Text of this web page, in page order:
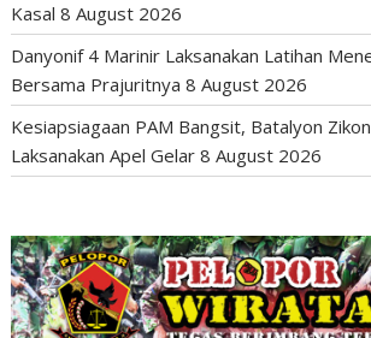
Kasal 8 August 2026
Danyonif 4 Marinir Laksanakan Latihan
Bersama Prajuritnya 8 August 2026
Kesiapsiagaan PAM Bangsit, Batalyon
Laksanakan Apel Gelar 8 August 2026